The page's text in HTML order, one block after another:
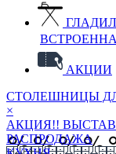
АКЦИИ
СТОЛЕШНИЦЫ
×
АКЦИЯ!!
РАСПРОДАЖА